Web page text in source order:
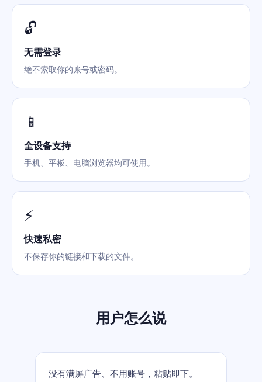
🔓
无需登录
绝不索取你的账号或密码。
📱
全设备支持
手机、平板、电脑浏览器均可使用。
⚡
快速私密
不保存你的链接和下载的文件。
用户怎么说
没有满屏广告、不用账号，粘贴即下。